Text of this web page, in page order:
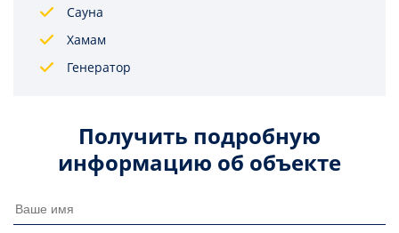
Сауна
Хамам
Генератор
Получить подробную
информацию об объекте